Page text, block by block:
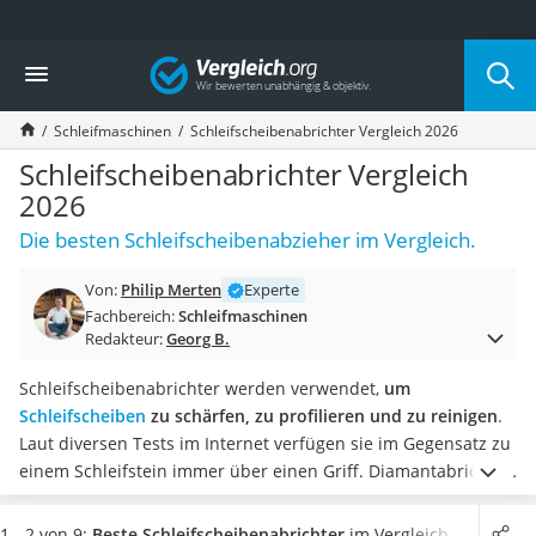
Die beliebtesten Vergleiche nach Kategorie
Baumarkt
Tresor feuerfest
Makita-Akku-Rasenmäher
Kappsäge
Smartes Türschloss
Akku-Rasentrimmer
Feuchtigkeitsmessgerät
Split-Klimaanlage 2 Innengeräte
Pelletofen
Bohrmaschine
Fliesenschneider
Hochdruckreiniger
Doppelschleifer
Überwachungskamera
Benzinrasenmäher mit Elektrostart
Vergleich
Schleifmaschinen Schleifscheibenabrichter Vergleich 2026
Schleifscheibenabrichter Vergleich
2026
Die besten Schleifscheibenabzieher im Vergleich.
Von: Philip Merten
Experte
Fachbereich:Schleifmaschinen
Redakteur:Georg B.
Schleifscheibenabrichter werden verwendet, um
Schleifscheiben zu schärfen, zu profilieren und zu reinigen.
Laut diversen Tests im Internet verfügen sie im Gegensatz zu
einem Schleifstein immer über einen Griff. Diamantabrichter
gelten als besonders hart und können daher Schleifscheiben
aus jeglichen Materialien formen und schärfen. Bei